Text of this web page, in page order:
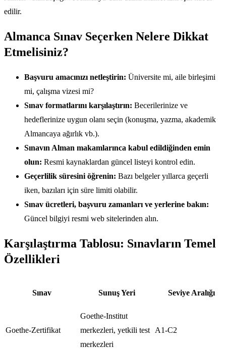
edilir.
Almanca Sınav Seçerken Nelere Dikkat
Etmelisiniz?
Başvuru amacınızı netleştirin: Üniversite mi, aile birleşimi
mi, çalışma vizesi mi?
Sınav formatlarını karşılaştırın: Becerilerinize ve
hedeflerinize uygun olanı seçin (konuşma, yazma, akademik
Almancaya ağırlık vb.).
Sınavın Alman makamlarınca kabul edildiğinden emin
olun: Resmi kaynaklardan güncel listeyi kontrol edin.
Geçerlilik süresini öğrenin: Bazı belgeler yıllarca geçerli
iken, bazıları için süre limiti olabilir.
Sınav ücretleri, başvuru zamanları ve yerlerine bakın:
Güncel bilgiyi resmi web sitelerinden alın.
Karşılaştırma Tablosu: Sınavların Temel
Özellikleri
Sınav Sunuş Yeri Seviye Aralığı
Goethe-Zertifikat
Goethe-Institut
merkezleri, yetkili test
merkezleri
A1-C2